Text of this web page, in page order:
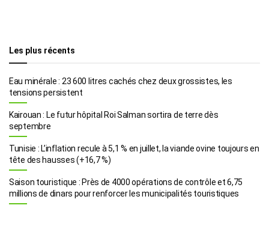
Les plus récents
Eau minérale : 23 600 litres cachés chez deux grossistes, les
tensions persistent
Kairouan : Le futur hôpital Roi Salman sortira de terre dès
septembre
Tunisie : L’inflation recule à 5,1 % en juillet, la viande ovine toujours en
tête des hausses (+16,7 %)
Saison touristique : Près de 4000 opérations de contrôle et 6,75
millions de dinars pour renforcer les municipalités touristiques